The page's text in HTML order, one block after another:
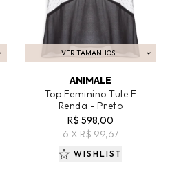
VER TAMANHOS
ADICIONAR AO CARRINHO
ANIMALE
Top Feminino Tule E
Renda - Preto
R$ 598,00
6 X R$ 99,67
WISHLIST